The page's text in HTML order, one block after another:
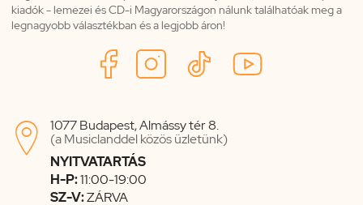
kiadók - lemezei és CD-i Magyarországon nálunk találhatóak meg a
legnagyobb választékban és a legjobb áron!

1077 Budapest, Almássy tér 8.
(a Musiclanddel közös üzletünk)
NYITVATARTÁS
H-P:11:00-19:00
SZ-V:ZÁRVA